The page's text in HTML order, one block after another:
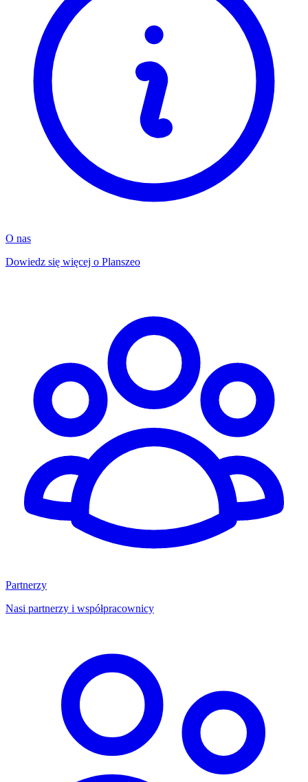
O nas
Dowiedz się więcej o Planszeo
Partnerzy
Nasi partnerzy i współpracownicy